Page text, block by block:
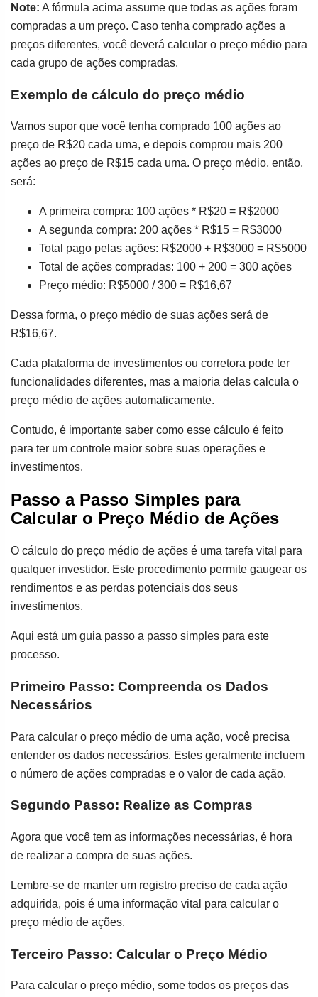
Note: A fórmula acima assume que todas as ações foram
compradas a um preço. Caso tenha comprado ações a
preços diferentes, você deverá calcular o preço médio para
cada grupo de ações compradas.
Exemplo de cálculo do preço médio
Vamos supor que você tenha comprado 100 ações ao
preço de R$20 cada uma, e depois comprou mais 200
ações ao preço de R$15 cada uma. O preço médio, então,
será:
A primeira compra: 100 ações * R$20 = R$2000
A segunda compra: 200 ações * R$15 = R$3000
Total pago pelas ações: R$2000 + R$3000 = R$5000
Total de ações compradas: 100 + 200 = 300 ações
Preço médio: R$5000 / 300 = R$16,67
Dessa forma, o preço médio de suas ações será de
R$16,67.
Cada plataforma de investimentos ou corretora pode ter
funcionalidades diferentes, mas a maioria delas calcula o
preço médio de ações automaticamente.
Contudo, é importante saber como esse cálculo é feito
para ter um controle maior sobre suas operações e
investimentos.
Passo a Passo Simples para
Calcular o Preço Médio de Ações
O cálculo do preço médio de ações é uma tarefa vital para
qualquer investidor. Este procedimento permite gaugear os
rendimentos e as perdas potenciais dos seus
investimentos.
Aqui está um guia passo a passo simples para este
processo.
Primeiro Passo: Compreenda os Dados
Necessários
Para calcular o preço médio de uma ação, você precisa
entender os dados necessários. Estes geralmente incluem
o número de ações compradas e o valor de cada ação.
Segundo Passo: Realize as Compras
Agora que você tem as informações necessárias, é hora
de realizar a compra de suas ações.
Lembre-se de manter um registro preciso de cada ação
adquirida, pois é uma informação vital para calcular o
preço médio de ações.
Terceiro Passo: Calcular o Preço Médio
Para calcular o preço médio, some todos os preços das